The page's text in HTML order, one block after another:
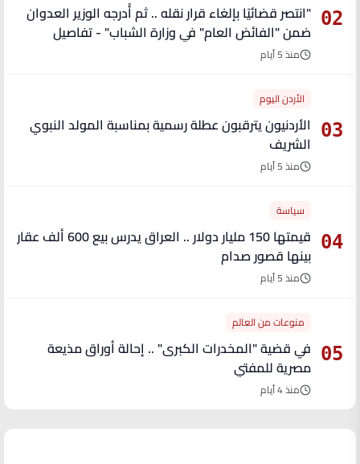
02
"انتصر قضائيًا بإلغاء قرار نقله .. ثم أُدرجه الوزير العدوان
ضمن "الفائض العام" في وزارة الشباب" - تفاصيل
منذ 5 أيام
03
الأردن اليوم
الأردنيون يترقبون عطلة رسمية بمناسبة المولد النبوي
الشريف
منذ 5 أيام
04
سياسة
قيمتها 150 مليار دولار .. العراق يدرس بيع 600 ألف عقار
بينها قصور صدام
منذ 5 أيام
05
منوعات من العالم
في قضية "المخدرات الكبرى" .. إحالة أوراق مذيعة
مصرية للمفتي
منذ 4 أيام